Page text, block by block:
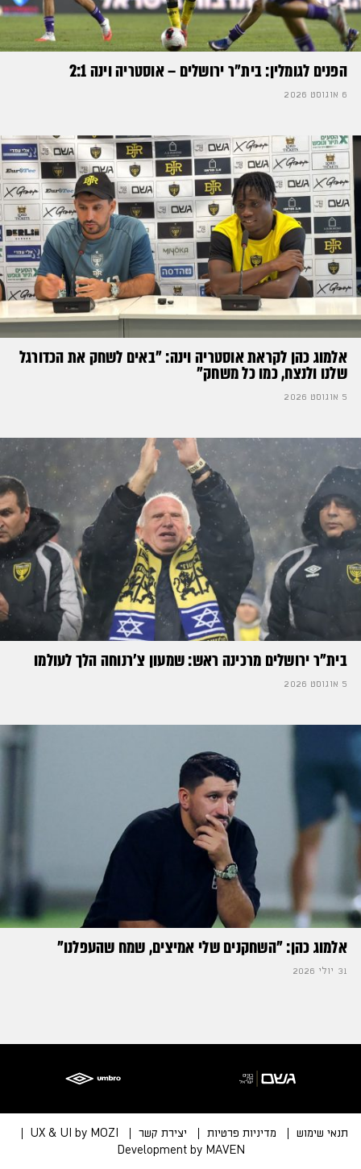
הפנים לגומלין: בית״ר ירושלים – אוסטריה וינה 2:1
6 אוגוסט 2026
אלמוג כהן לקראת אוסטריה וינה: ״באים לשחק את הכדורגל
שלנו ולנצח, כמו כל משחק״
5 אוגוסט 2026
בית"ר ירושלים מרכינה ראש: שמעון צ'רנוחה הלך לעולמו
5 אוגוסט 2026
אלמוג כהן: "השחקנים שלי אמיצים, שמח שהעפלנו"
31 יולי 2026
תנאי שימוש מדיניות פרטיות יצירת קשר
UX & UI by MOZI
Development by MAVEN